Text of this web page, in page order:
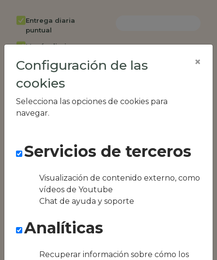
Entrega diaria
puntual
Menús diarios
Cambio de menú
semanalmente
Factura única
Acceso individual
Panel de control
Compatible con
equipos híbridos
oferta local de tu
zona, como podría
Bar-Hostal El Ruso
Configuración de las
cookies
Selecciona las opciones de cookies para
navegar.
×
Servicios de terceros
Visualización de contenido externo, como
vídeos de Youtube
Chat de ayuda y soporte
Analíticas
Recuperar información sobre cómo los